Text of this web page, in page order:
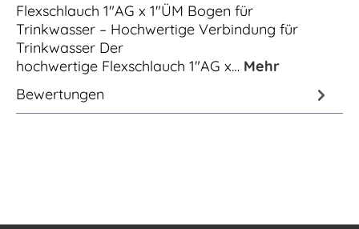
Flexschlauch 1"AG x 1"ÜM Bogen für
Trinkwasser – Hochwertige Verbindung für
Trinkwasser Der
hochwertige Flexschlauch 1"AG x… Mehr
Bewertungen